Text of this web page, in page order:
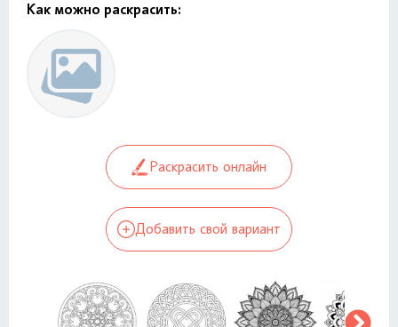
Как можно раскрасить:
Раскрасить онлайн
Добавить свой вариант